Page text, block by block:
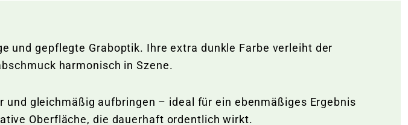
und gepflegte Graboptik. Ihre extra dunkle Farbe verleiht der
harmonisch in Szene.
gleichmäßig aufbringen – ideal für ein ebenmäßiges Ergebnis
Oberfläche, die dauerhaft ordentlich wirkt.